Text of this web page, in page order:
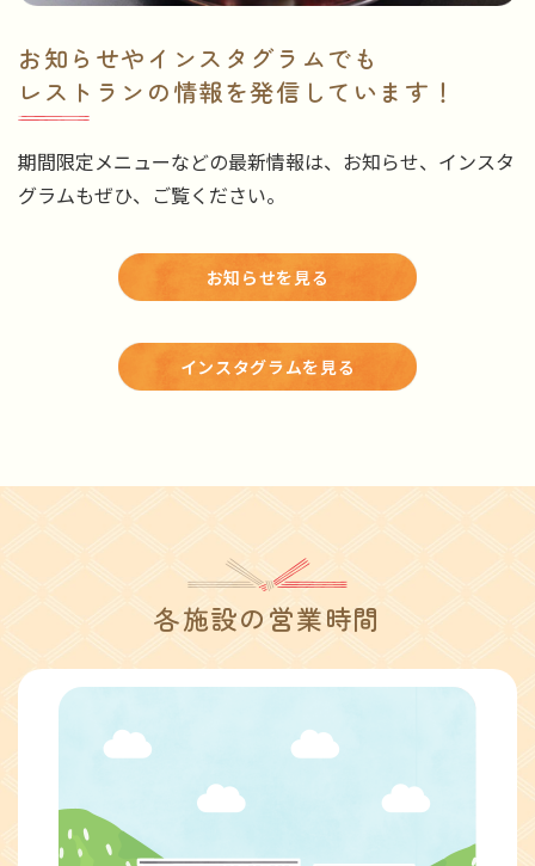
お知らせやインスタグラムでも
レストランの情報を発信しています！
期間限定メニューなどの最新情報は、お知らせ、インスタ
グラムもぜひ、ご覧ください。
お知らせを見る
インスタグラムを見る
各施設の営業時間